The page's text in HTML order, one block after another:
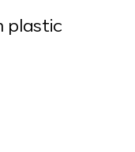
plastic